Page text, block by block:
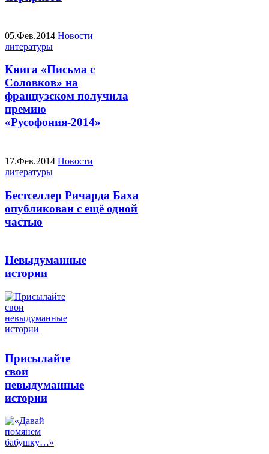
05.Фев.2014 Новости
литературы
Книга «Письма с
Соловков» на
французском получила
премию
«Русофония-2014»
17.Фев.2014 Новости
литературы
Бестселлер Ричарда Баха
опубликован с ещё одной
частью
Невыдуманные
истории
Присылайте
свои
невыдуманные
истории